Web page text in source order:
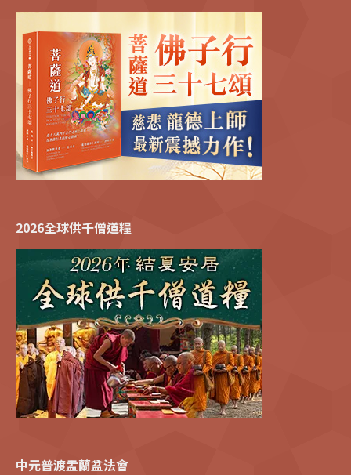
2026全球供千僧道糧
中元普渡盂蘭盆法會